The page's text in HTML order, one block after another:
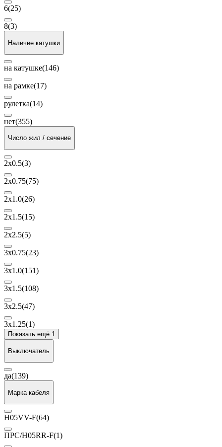
6(25)
8(3)
Наличие катушки
на катушке(146)
на рамке(17)
рулетка(14)
нет(355)
Число жил / сечение
2х0.5(3)
2х0.75(75)
2х1.0(26)
2х1.5(15)
2х2.5(5)
3х0.75(23)
3x1.0(151)
3x1.5(108)
3x2.5(47)
3x1.25(1)
Показать ещё 1
Выключатель
да(139)
Марка кабеля
H05VV-F(64)
ПРС/H05RR-F(1)